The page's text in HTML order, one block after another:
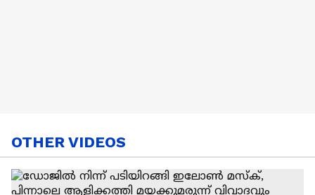
OTHER VIDEOS